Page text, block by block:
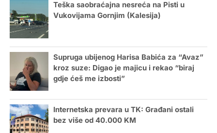
Teška saobraćajna nesreća na Pisti u
Vukovijama Gornjim (Kalesija)
Supruga ubijenog Harisa Babića za “Avaz”
kroz suze: Digao je majicu i rekao “biraj
gdje ćeš me izbosti”
Internetska prevara u TK: Građani ostali
bez više od 40.000 KM